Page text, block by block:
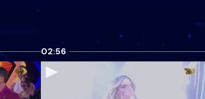
02:56